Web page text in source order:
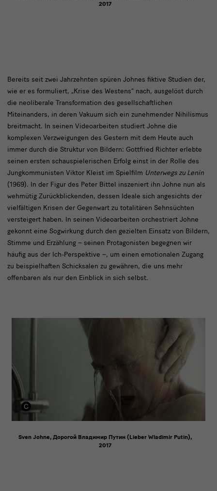
2017
Bereits
seit
zwei
Jahrzehnten
Bereits seit zwei Jahrzehnten spüren Johnes fiktive Studien der,
wie er es formuliert, „Krise des Westens“ nach, ausgelöst durch
die neoliberale Transformation des gesellschaftlichen
Miteinanders, in deren Vakuum sich ein zunehmender Nihilismus
breitmacht. In seinen Videoarbeiten studiert Johne die
komplexen Verzweigungen des Gestern mit dem Heute auch
immer durch die Struktur von Bildern: Gottfried Richter erlebte
seinen ersten schauspielerischen Erfolg einst in der Rolle des
Jungkommunisten Viktor Kleist im Spielfilm Unterwegs zu Lenin
(1969). In der Figur des Peter Bittel inszeniert ihn Johne nun als
wehmütig Zurückblickenden, dessen Ideale sich angesichts der
vielfältigen Krisen der Gegenwart zu totalitären Sehnsüchten
versteigert haben. In seinen Videoarbeiten orchestriert Johne
gekonnt eine Sogwirkung durch den gezielten Einsatz von Bildern,
Stimme und Erzählung – seinen Protagonisten begegnen wir
häufig aus der Ich-Perspektive –, um einen emotionalen Zugang
zu beispielhaften Schicksalen zu gewähren, die uns mehr
offenbaren als nur den Einblick in sich selbst.
Sven Johne, Дорогой Владимир Путин (Lieber Wladimir Putin),
2017